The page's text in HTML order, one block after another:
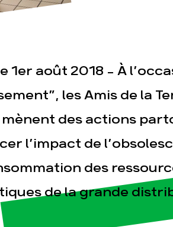
Publications
1er août 2018 - À
les Amis de la
mènent des actions
l’impact de
des
de la grande